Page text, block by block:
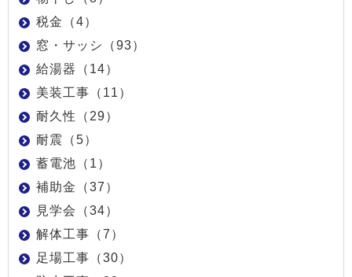
税金（4）
窓・サッシ（93）
給湯器（14）
美装工事（11）
耐久性（29）
耐震（5）
蓄電池（1）
補助金（37）
見学会（34）
解体工事（7）
足場工事（30）